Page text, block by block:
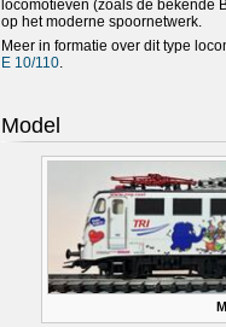
locomotieven (zoals de bekende
op het moderne spoornetwerk.
Meer in formatie over dit type
E 10/110.
Model